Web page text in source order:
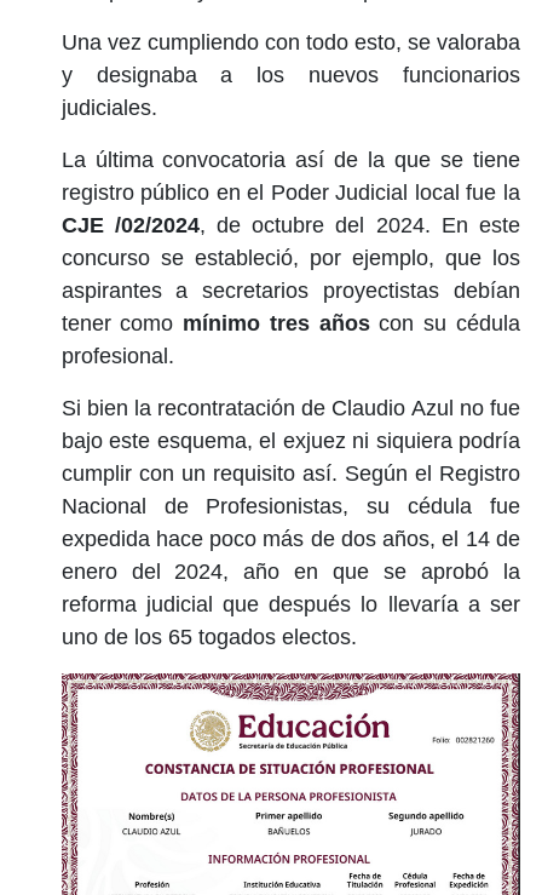
Una vez cumpliendo con todo esto, se valoraba
y designaba a los nuevos funcionarios
judiciales.
La última convocatoria así de la que se tiene
registro público en el Poder Judicial local fue la
CJE /02/2024, de octubre del 2024. En este
concurso se estableció, por ejemplo, que los
aspirantes a secretarios proyectistas debían
tener como mínimo tres añoscon su cédula
profesional.
Si bien la recontratación de Claudio Azul no fue
bajo este esquema, el exjuez ni siquiera podría
cumplir con un requisito así. Según el Registro
Nacional de Profesionistas, su cédula fue
expedida hace poco más de dos años, el 14 de
enero del 2024, año en que se aprobó la
reforma judicial que después lo llevaría a ser
uno de los 65 togados electos.